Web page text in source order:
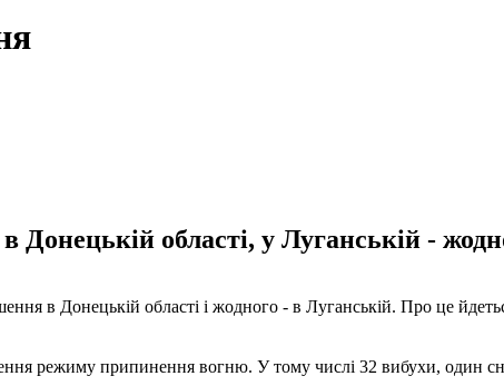
області, у Луганській -
в Донецькій області і жодного - в Луганській. Про це
режиму припинення вогню. У тому числі 32 вибухи, один